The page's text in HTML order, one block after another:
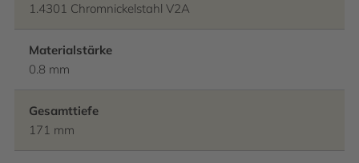
1.4301 Chromnickelstahl V2A
Materialstärke
0.8 mm
Gesamttiefe
171 mm